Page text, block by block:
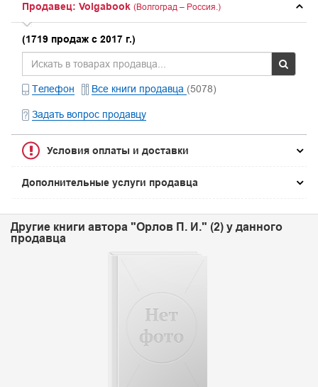
Продавец: Volgabook (Волгоград – Россия.)
(1719 продаж с 2017 г.)
Телефон Все книги продавца (5078)
Задать вопрос продавцу
Условия оплаты и доставки
Дополнительные услуги продавца
Другие книги автора "Орлов П. И." (2) у данного
продавца